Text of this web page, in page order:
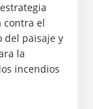
contra el
del paisaje y
la
incendios